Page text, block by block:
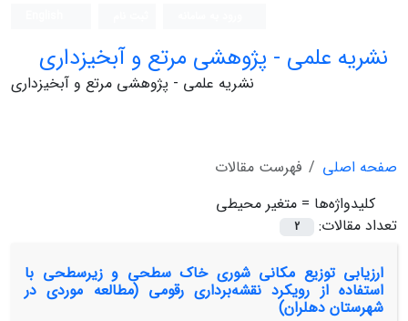
نشریه علمی - پژوهشی مرتع و آبخیزداری
نشریه علمی - پژوهشی مرتع و آبخیزداری
صفحه اصلی
فهرست مقالات
کلیدواژه‌ها = متغیر محیطی
تعداد مقالات:
2
ارزیابی توزیع مکانی شوری خاک سطحی و زیرسطحی با
استفاده از رویکرد نقشه‌برداری رقومی (مطالعه موردی در
شهرستان دهلران)